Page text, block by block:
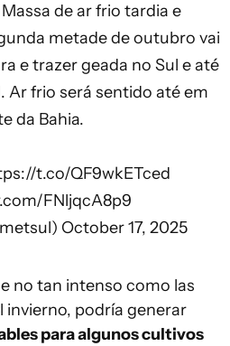
Massa de ar frio tardia e
metade de outubro vai
e trazer geada no Sul e até
Ar frio será sentido até em
da Bahia.
t.co/QF9wkETced
FNljqcA8p9
October 17, 2025
no tan intenso como las
invierno, podría generar
para algunos cultivos